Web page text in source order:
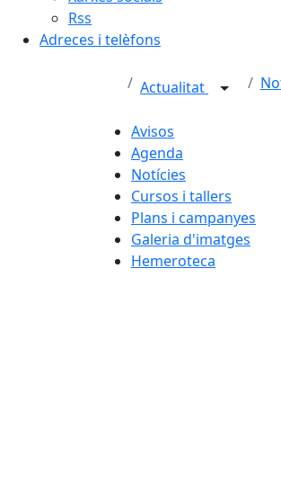
Rss
Adreces i telèfons
Actualitat
Avisos
Agenda
Notícies
Cursos i tallers
Plans i campanyes
Galeria d'imatges
Hemeroteca